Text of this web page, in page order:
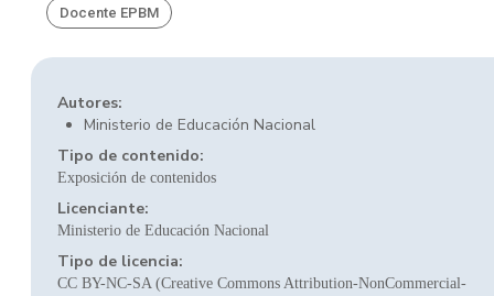
Docente EPBM
Autores:
Ministerio de Educación Nacional
Tipo de contenido:
Exposición de contenidos
Licenciante:
Ministerio de Educación Nacional
Tipo de licencia:
CC BY-NC-SA (Creative Commons Attribution-NonCommercial-